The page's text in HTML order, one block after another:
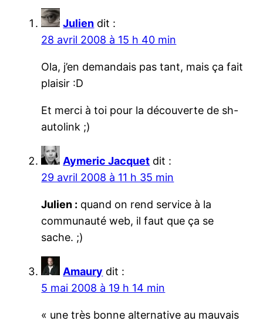
Julien dit :
28 avril 2008 à 15 h 40 min
Ola, j’en demandais pas tant, mais ça fait
plaisir :D
Et merci à toi pour la découverte de sh-
autolink ;)
Aymeric Jacquet dit :
29 avril 2008 à 11 h 35 min
Julien : quand on rend service à la
communauté web, il faut que ça se
sache. ;)
Amaury dit :
5 mai 2008 à 19 h 14 min
« une très bonne alternative au mauvais